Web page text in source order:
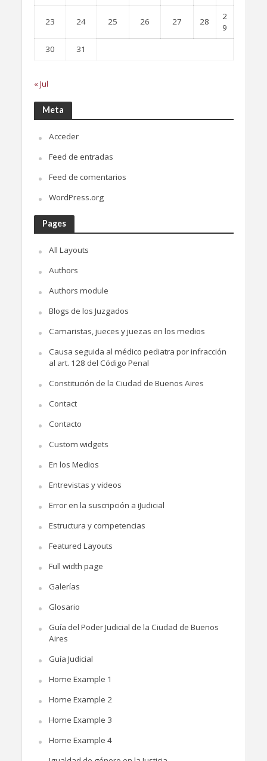
23 24 25 26 27 28
2
9
30
31
« Jul
Meta
Acceder
Feed de entradas
Feed de comentarios
WordPress.org
Pages
All Layouts
Authors
Authors module
Blogs de los Juzgados
Camaristas, jueces y juezas en los medios
Causa seguida al médico pediatra por infracción
al art. 128 del Código Penal
Constitución de la Ciudad de Buenos Aires
Contact
Contacto
Custom widgets
En los Medios
Entrevistas y videos
Error en la suscripción a iJudicial
Estructura y competencias
Featured Layouts
Full width page
Galerías
Glosario
Guía del Poder Judicial de la Ciudad de Buenos
Aires
Guía Judicial
Home Example 1
Home Example 2
Home Example 3
Home Example 4